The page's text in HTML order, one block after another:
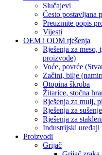
Slučajevi
Često postavljana
Preuzmite popis
Vijesti
OEM i ODM rješenja
Rješenja za meso,
proizvode)
Voće, povrće
Začini, bilje
Otopina škroba
Žitarice, stočna
Rješenja za mulj,
Rješenja za
Rješenja za
Industrijski uređaji
Proizvodi
Grijač